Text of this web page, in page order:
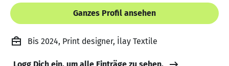
Ganzes Profil ansehen
Bis 2024, Print designer, İlay Textile